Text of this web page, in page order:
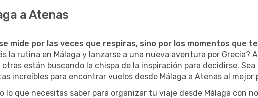
a Atenas
mide por las veces que respiras, sino por los momentos que
la rutina en Málaga y lanzarse a una nueva aventura por Grecia?
están buscando la chispa de la inspiración para decidirse.
increíbles para encontrar vuelos desde Málaga a Atenas al mejor
lo que necesitas saber para organizar tu viaje desde Málaga con